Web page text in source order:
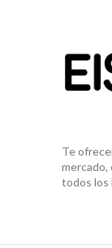
Te
mercado,
todos los